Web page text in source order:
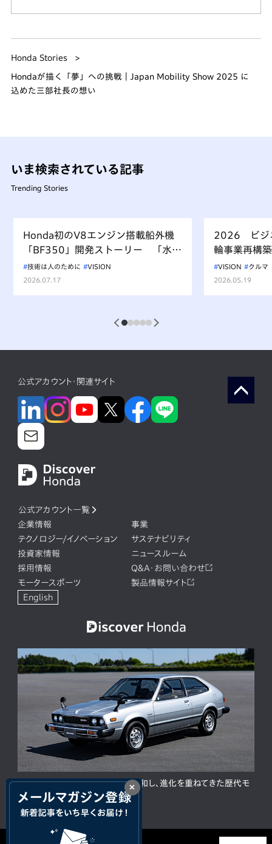
×
Honda Stories
Hondaが描く「夢」への挑戦｜Japan Mobility Show 2025 に
込めた三部社長の想い
いま検索されている記事
Trending Stories
Honda初のV8エンジン搭載船外機
「BF350」開発ストーリー 「水上
を走るもの、水を汚すべからず」を
受け継ぐ挑戦
技術は人のために
VISION
2026.07.17
2026 ビジ
輪事業再構
VISION
クルマ
2026.05.19
1 2 3 4 5
公式アカウント・関連サイト
公式アカウント一覧
企業情報
事業
テクノロジー/イノベーション
サステナビリティ
投資家情報
ニュースルーム
採用情報
Q&A・お問い合わせ
モータースポーツ
製品情報サイト
English
ACCORD 50周年。人と時代に調和し、進化を重ねてきた歴代モ
デルの歩み